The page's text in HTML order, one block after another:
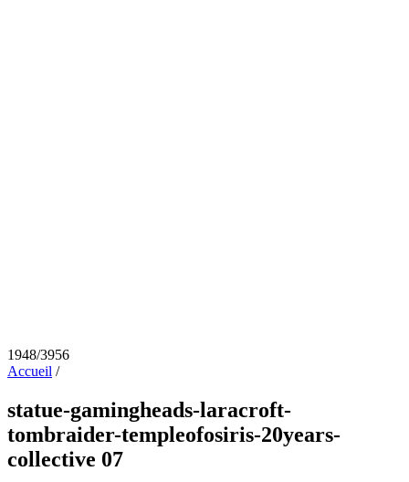
1948/3956
Accueil /
statue-gamingheads-laracroft-
tombraider-templeofosiris-20years-
collective 07